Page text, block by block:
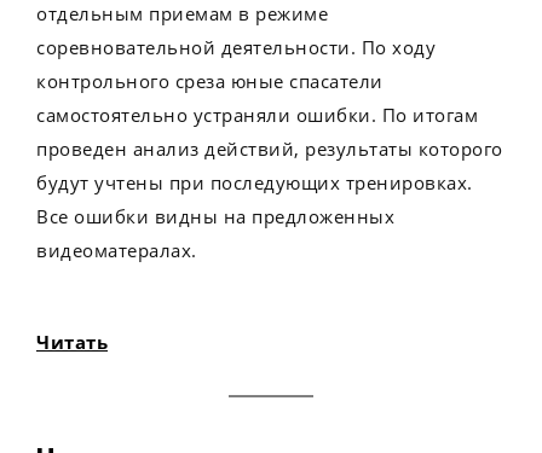
отдельным приемам в режиме
соревновательной деятельности. По ходу
контрольного среза юные спасатели
самостоятельно устраняли ошибки. По итогам
проведен анализ действий, результаты которого
будут учтены при последующих тренировках.
Все ошибки видны на предложенных
видеоматералах.
Читать